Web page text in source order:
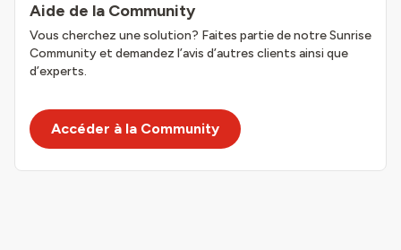
Aide de la Community
Vous cherchez une solution? Faites partie de notre Sunrise
Community et demandez l’avis d’autres clients ainsi que
d’experts.
Accéder à la Community